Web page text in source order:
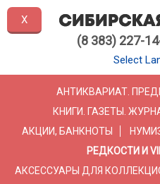
(8 383) 227-
Select
АНТИКВАРИАТ.
КНИГИ. ГАЗЕТЫ.
АКЦИИ, БАНКНОТЫ
РЕДКОСТИ И
АКСЕССУАРЫ ДЛЯ
X